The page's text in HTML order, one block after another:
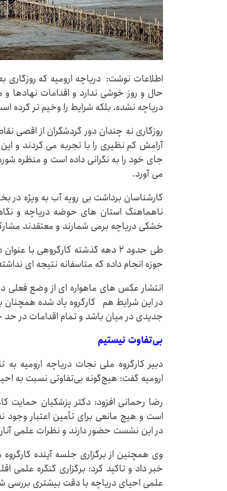
اطلاعات نوشت: دریاچه ارومیه که
دریاچه نشده، بلکه شرایط را وخیم تر کرده
روزگاری نه چندان دور گردشگران از اقصی
آرامش کم نظیری را با تجربه می کردند و
جای خود را به نگرانی داده است و منظره
می آورد.
کارشناسان برداشت بی رویه آب به ویژه در
ناهماهنگ استان های حوضه دریاچه و
خشکی دریاچه برمی شمارند و معتقدند
طی حدود ۲ دهه گذشته کارگروهی با
حوزه انجام داده که متاسفانه نتیجه ای
انتشار عکس های ماهواره ای از وضع فعلی
در این شرایط هم کارگروه یاد شده
جدیدی در میان باشد و تمام اقدامات در
بی‌تفاوت نیستیم
دبیر کارگروه ملی نجات دریاچه ارومیه
ارومیه گفت: هیچ‌گونه بی‌تفاوتی نسبت به
رضا رحمانی افزود: دکتر پزشکیان حمایت
است و هیچ مانعی برای تأمین اعتبار
در این نشست حضور دارند و نظرات علمی
وی همچنین از برگزاری جلسه آینده
خبر داد و تاکید کرد: برگزاری کنگره علمی
علمی احیای دریاچه با دقت بیشتری بررسی